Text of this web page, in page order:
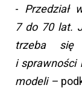
- Przedział
7 do 70 lat.
trzeba się
i sprawności
modeli –